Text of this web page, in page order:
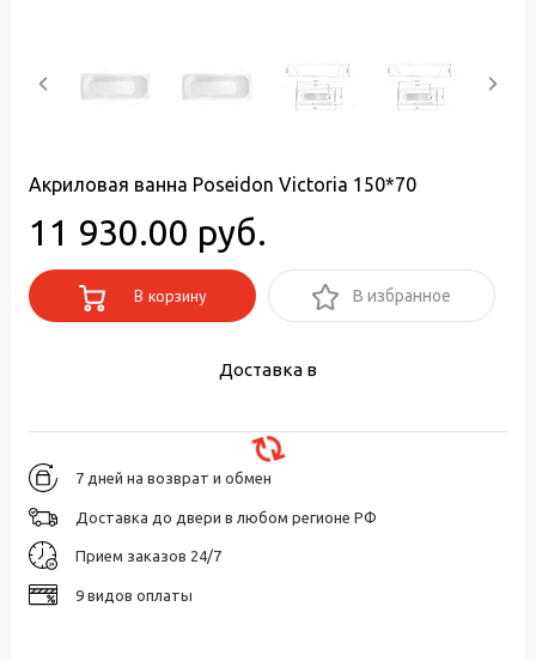
Акриловая ванна Poseidon Victoria 150*70
11 930.00 руб.
В корзину В избранное
Доставка в
7 дней на возврат и обмен
Доставка до двери в любом регионе РФ
Прием заказов 24/7
9 видов оплаты